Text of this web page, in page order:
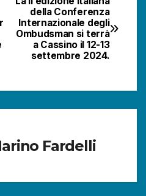
della Conferenza
Internazionale degli
Ombudsman si terrà
a Cassino il 12-13
settembre 2024.
Fardelli